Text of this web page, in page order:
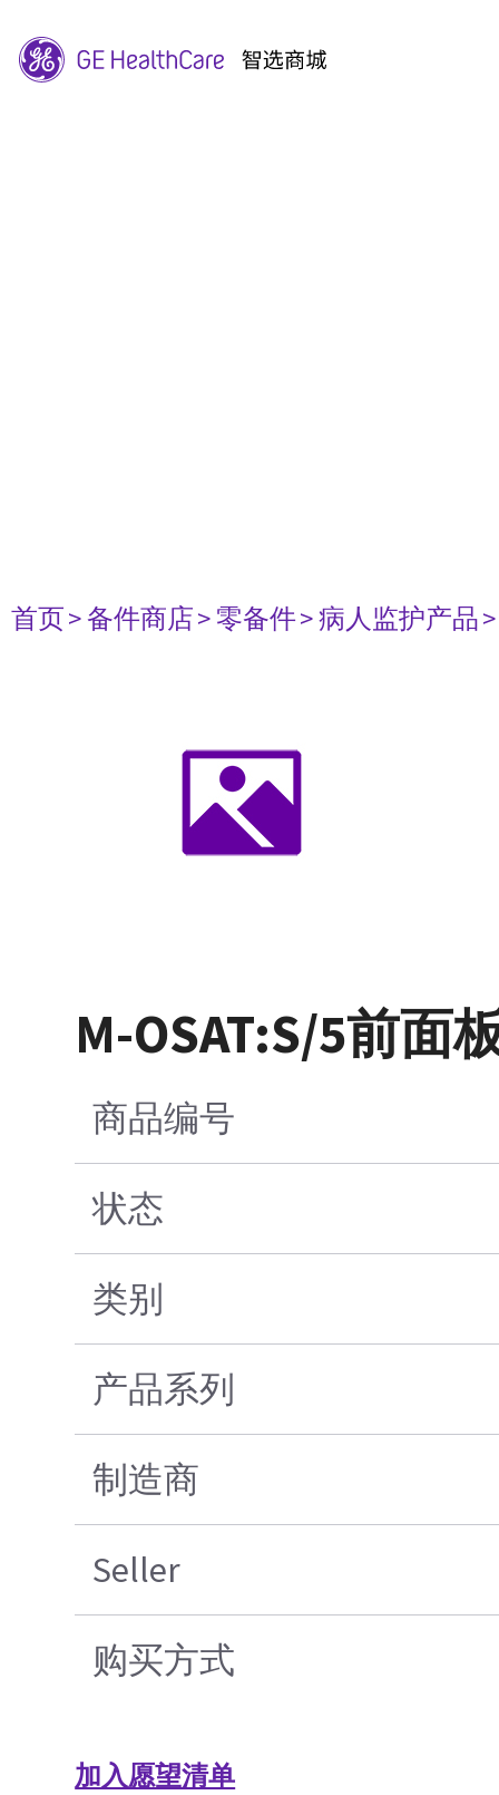
首页> 备件商店> 零备件> 病人监护产品
M-OSAT:S/5前面
商品编号
状态
类别
产品系列
制造商
Seller
购买方式
加入愿望清单